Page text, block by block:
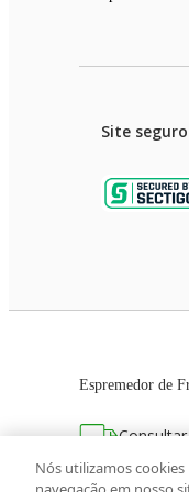
Consultar
Site seguro
As
Nós utilizamos